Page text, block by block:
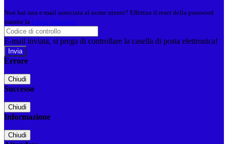
Non hai una e-mail associata al nome utente? Effettua il reset della password
tramite la Login Spaggiari
E-mail inviata, si prega di controllare la casella di posta elettronica!
Errore
Chiudi
Successo
Chiudi
Informazione
Chiudi